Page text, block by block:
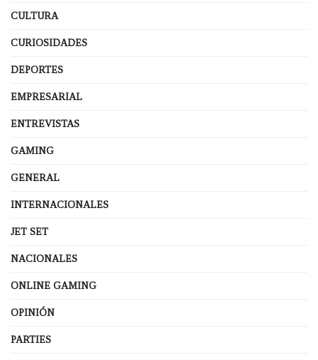
CULTURA
CURIOSIDADES
DEPORTES
EMPRESARIAL
ENTREVISTAS
GAMING
GENERAL
INTERNACIONALES
JET SET
NACIONALES
ONLINE GAMING
OPINIÓN
PARTIES